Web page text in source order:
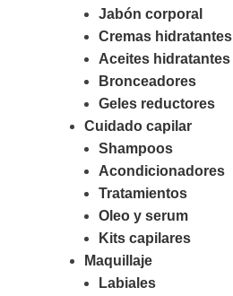
Jabón corporal
Cremas hidratantes
Aceites hidratantes
Bronceadores
Geles reductores
Cuidado capilar
Shampoos
Acondicionadores
Tratamientos
Oleo y serum
Kits capilares
Maquillaje
Labiales